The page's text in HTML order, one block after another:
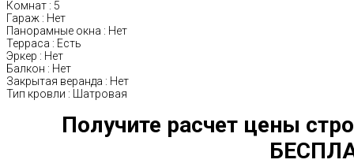
Комнат : 5
Гараж : Нет
Панорамные окна : Нет
Терраса : Есть
Эркер : Нет
Балкон : Нет
Закрытая веранда : Нет
Тип кровли : Шатровая
Получите расчет цены